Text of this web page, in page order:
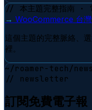
// 本主題完整指南 ·
→ WooCommerce 台
這個主題的完整脈絡、
裡。
~/roamer-tech/
// newsletter
訂閱免費電子報